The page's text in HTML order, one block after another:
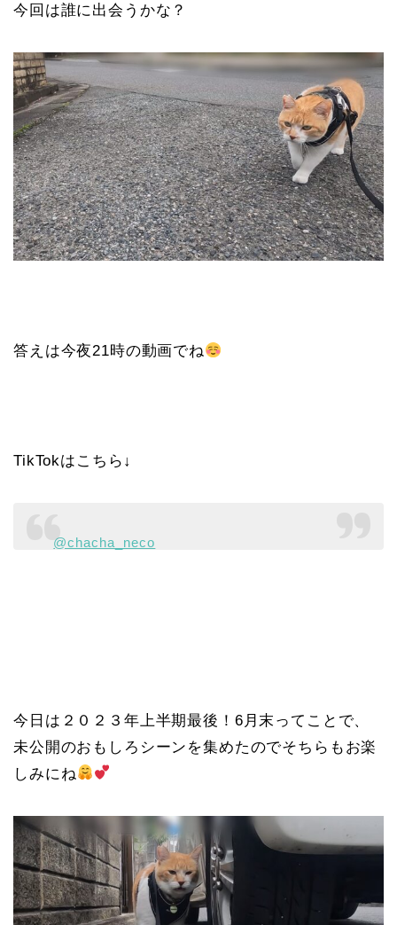
今回は誰に出会うかな？
答えは今夜21時の動画でね
TikTokはこちら↓
@chacha_neco
今日は２０２３年上半期最後！6月末ってことで、
未公開のおもしろシーンを集めたのでそちらもお楽
しみにね